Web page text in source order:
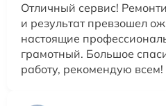
Отличный сервис!
и результат превзошел
настоящие
грамотный. Большое
работу, рекомендую всем!